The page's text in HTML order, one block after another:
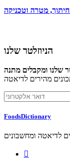
מטרה וטכניקה
הניוזלטר שלנו
שלנו ומקבלים מתנה
FoodsDictionary
לדיאטה ומחשבונים
